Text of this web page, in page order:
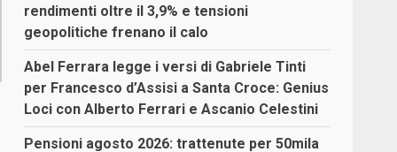
rendimenti oltre il 3,9% e tensioni
geopolitiche frenano il calo
Abel Ferrara legge i versi di Gabriele Tinti
per Francesco d’Assisi a Santa Croce: Genius
Loci con Alberto Ferrari e Ascanio Celestini
Pensioni agosto 2026: trattenute per 50mila